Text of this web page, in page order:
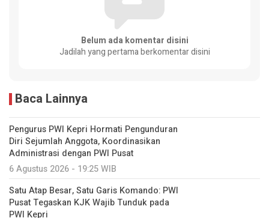
Belum ada komentar disini
Jadilah yang pertama berkomentar disini
Baca Lainnya
Pengurus PWI Kepri Hormati Pengunduran
Diri Sejumlah Anggota, Koordinasikan
Administrasi dengan PWI Pusat
6 Agustus 2026 - 19:25 WIB
Satu Atap Besar, Satu Garis Komando: PWI
Pusat Tegaskan KJK Wajib Tunduk pada
PWI Kepri